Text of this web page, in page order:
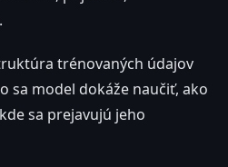
trénovaných údajov
sa model dokáže naučiť, ako
sa prejavujú jeho